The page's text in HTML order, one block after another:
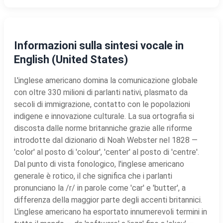
Informazioni sulla sintesi vocale in
English (United States)
L'inglese americano domina la comunicazione globale
con oltre 330 milioni di parlanti nativi, plasmato da
secoli di immigrazione, contatto con le popolazioni
indigene e innovazione culturale. La sua ortografia si
discosta dalle norme britanniche grazie alle riforme
introdotte dal dizionario di Noah Webster nel 1828 —
'color' al posto di 'colour', 'center' al posto di 'centre'.
Dal punto di vista fonologico, l'inglese americano
generale è rotico, il che significa che i parlanti
pronunciano la /r/ in parole come 'car' e 'butter', a
differenza della maggior parte degli accenti britannici.
L'inglese americano ha esportato innumerevoli termini in